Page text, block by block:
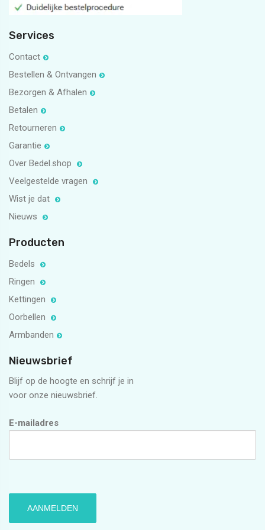
Services
Contact
Bestellen & Ontvangen
Bezorgen & Afhalen
Betalen
Retourneren
Garantie
Over Bedel.shop
Veelgestelde vragen
Wist je dat
Nieuws
Producten
Bedels
Ringen
Kettingen
Oorbellen
Armbanden
Nieuwsbrief
Blijf op de hoogte en schrijf je in
voor onze nieuwsbrief.
E-mailadres